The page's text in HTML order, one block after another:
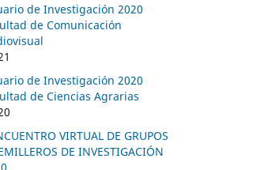
de Investigación 2020
de Comunicación
de Investigación 2020
de Ciencias Agrarias
VIRTUAL DE GRUPOS
DE INVESTIGACIÓN